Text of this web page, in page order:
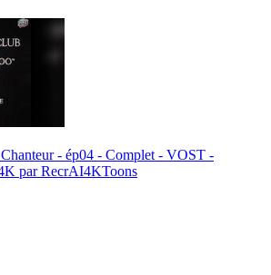
- ép04 - Complet - VOST -
par RecrAI4KToons